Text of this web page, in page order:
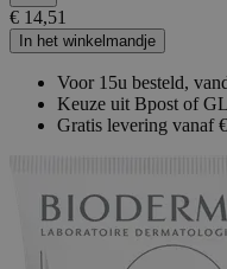
€ 14,51
In het winkelmandje
Voor 15u besteld,
Keuze uit Bpost of
Gratis levering vanaf